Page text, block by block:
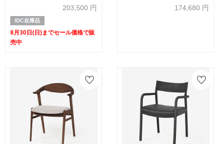
ラウン【セール対象品のため
203,500 円
IDC在庫品
8月30日(日)までセール価格で販
売中
ナチュラル色/張地布インディオ
ダークグレー【受注生産品】
174,680 円